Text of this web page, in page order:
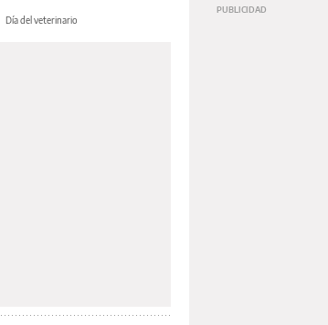
Día del veterinario